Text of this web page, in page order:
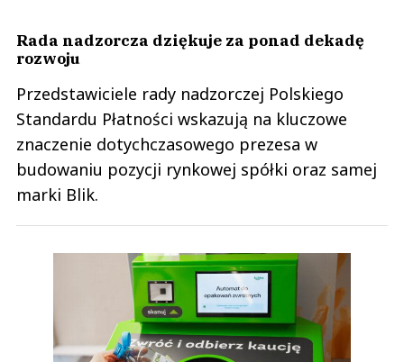
Rada nadzorcza dziękuje za ponad dekadę
rozwoju
Przedstawiciele rady nadzorczej Polskiego
Standardu Płatności wskazują na kluczowe
znaczenie dotychczasowego prezesa w
budowaniu pozycji rynkowej spółki oraz samej
marki Blik.